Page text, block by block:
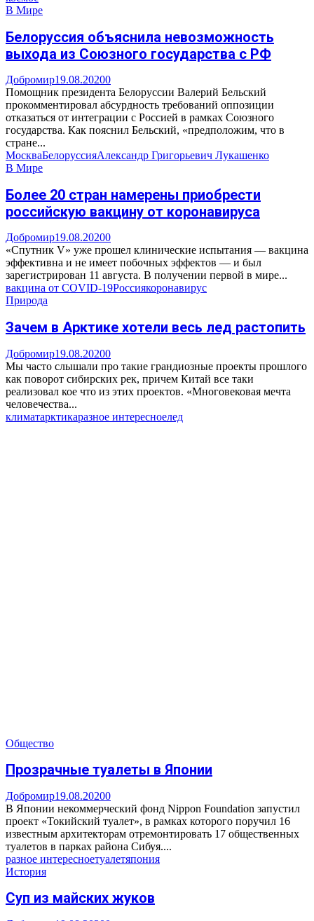
В Мире
Белоруссия объяснила невозможность
выхода из Союзного государства с РФ
Добромир19.08.20200
Помощник президента Белоруссии Валерий Бельский
прокомментировал абсурдность требований оппозиции
отказаться от интеграции с Россией в рамках Союзного
государства. Как пояснил Бельский, «предположим, что в
стране...
МоскваБелоруссияАлександр Григорьевич Лукашенко
В Мире
Более 20 стран намерены приобрести
российскую вакцину от коронавируса
Добромир19.08.20200
«Спутник V» уже прошел клинические испытания — вакцина
эффективна и не имеет побочных эффектов — и был
зарегистрирован 11 августа. В получении первой в мире...
вакцина от COVID-19Россиякоронавирус
Природа
Зачем в Арктике хотели весь лед растопить
Добромир19.08.20200
Мы часто слышали про такие грандиозные проекты прошлого
как поворот сибирских рек, причем Китай все таки
реализовал кое что из этих проектов. «Многовековая мечта
человечества...
климатарктикаразное интересноелед
Общество
Прозрачные туалеты в Японии
Добромир19.08.20200
В Японии некоммерческий фонд Nippon Foundation запустил
проект «Токийский туалет», в рамках которого поручил 16
известным архитекторам отремонтировать 17 общественных
туалетов в парках района Сибуя....
разное интересноетуалетяпония
История
Суп из майских жуков